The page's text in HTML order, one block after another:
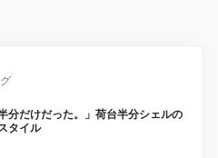
分だけだった。」荷台半分シェルの
タイル